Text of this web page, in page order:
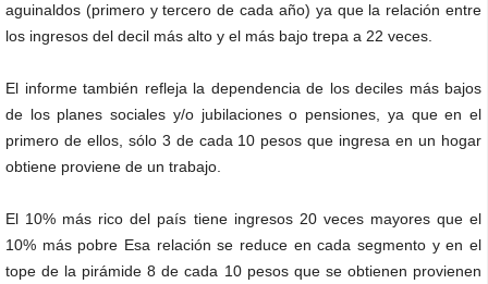
aguinaldos (primero y tercero de cada año) ya que la relación entre
los ingresos del decil más alto y el más bajo trepa a 22 veces.
El informe también refleja la dependencia de los deciles más bajos
de los planes sociales y/o jubilaciones o pensiones, ya que en el
primero de ellos, sólo 3 de cada 10 pesos que ingresa en un hogar
obtiene proviene de un trabajo.
El 10% más rico del país tiene ingresos 20 veces mayores que el
10% más pobre Esa relación se reduce en cada segmento y en el
tope de la pirámide 8 de cada 10 pesos que se obtienen provienen